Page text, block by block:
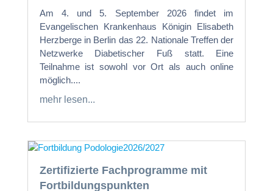
Am 4. und 5. September 2026 findet im
Evangelischen Krankenhaus Königin Elisabeth
Herzberge in Berlin das 22. Nationale Treffen der
Netzwerke Diabetischer Fuß statt. Eine
Teilnahme ist sowohl vor Ort als auch online
möglich....
mehr lesen...
Zertifizierte Fachprogramme mit
Fortbildungspunkten